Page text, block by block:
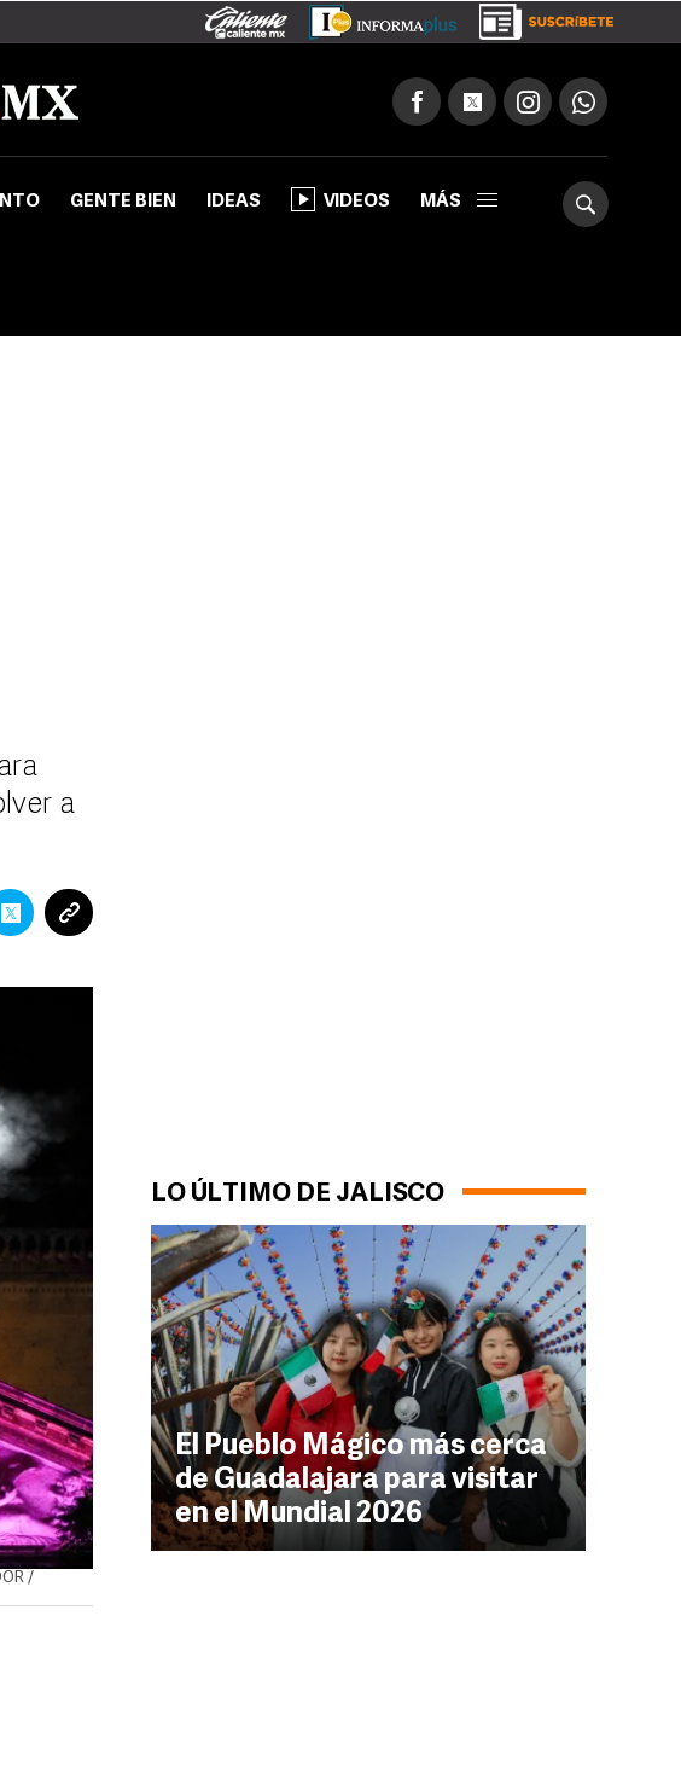
GENTE BIEN IDEAS VIDEOS MÁS
LO ÚLTIMO DE JALISCO
El Pueblo Mágico más cerca
de Guadalajara para visitar
en el Mundial 2026
a
/